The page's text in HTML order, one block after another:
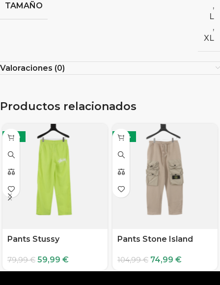
TAMAÑO
,
L
,
XL
Valoraciones (0)
Productos relacionados
-25%
Pants Stussy
79,99€ 59,99 €
-29%
Pants Stone Island
104,99€ 74,99 €